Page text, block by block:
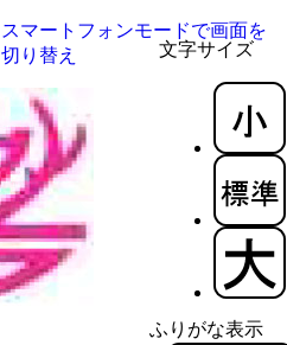
文字サイズ
ふりがな表示
スマートフォンモードで画面を
切り替え